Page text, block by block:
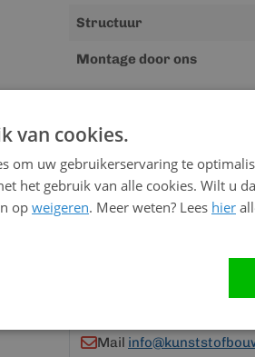
Structuur
Montage door ons
Advies nodig?
Neem contact
Mail
van cookies.
om uw gebruikerservaring te
het gebruik van alle cookies. Wilt u
op weigeren. Meer weten? Lees hier